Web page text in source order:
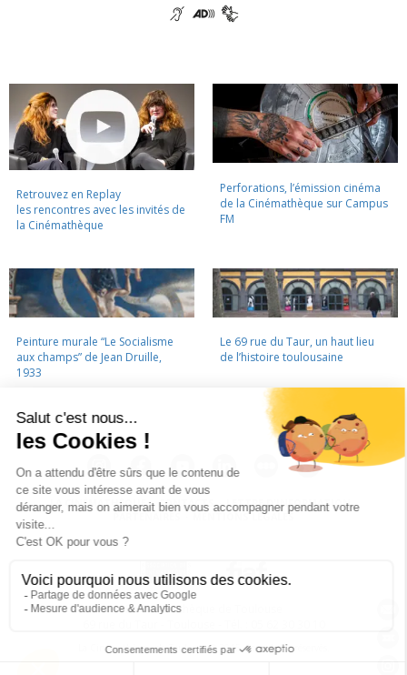
Retrouvez en Replay
les rencontres avec les invités de
la Cinémathèque
Perforations, l’émission cinéma
de la Cinémathèque sur Campus
FM
Peinture murale “Le Socialisme
aux champs” de Jean Druille,
1933
Le 69 rue du Taur, un haut lieu
de l’histoire toulousaine
LA CINÉMATHÈQUE · CONTACTS · LETTRE D'INFORMATION ·
PARTENAIRES · MENTIONS LÉGALES
La Cinémathèque de Toulouse
La Cinémathèque de Toulouse © 2015. Tous droits réservés.